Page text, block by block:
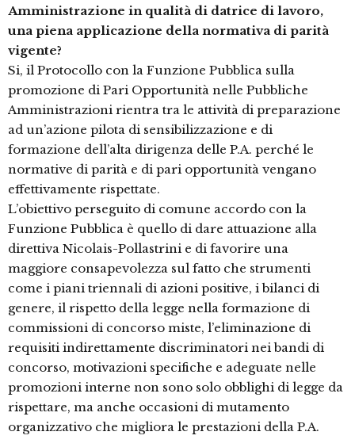
Amministrazione in qualità di datrice di lavoro,
una piena applicazione della normativa di parità
vigente?
Si, il Protocollo con la Funzione Pubblica sulla
promozione di Pari Opportunità nelle Pubbliche
Amministrazioni rientra tra le attività di preparazione
ad un’azione pilota di sensibilizzazione e di
formazione dell’alta dirigenza delle P.A. perché le
normative di parità e di pari opportunità vengano
effettivamente rispettate.
L’obiettivo perseguito di comune accordo con la
Funzione Pubblica è quello di dare attuazione alla
direttiva Nicolais-Pollastrini e di favorire una
maggiore consapevolezza sul fatto che strumenti
come i piani triennali di azioni positive, i bilanci di
genere, il rispetto della legge nella formazione di
commissioni di concorso miste, l’eliminazione di
requisiti indirettamente discriminatori nei bandi di
concorso, motivazioni specifiche e adeguate nelle
promozioni interne non sono solo obblighi di legge da
rispettare, ma anche occasioni di mutamento
organizzativo che migliora le prestazioni della P.A.